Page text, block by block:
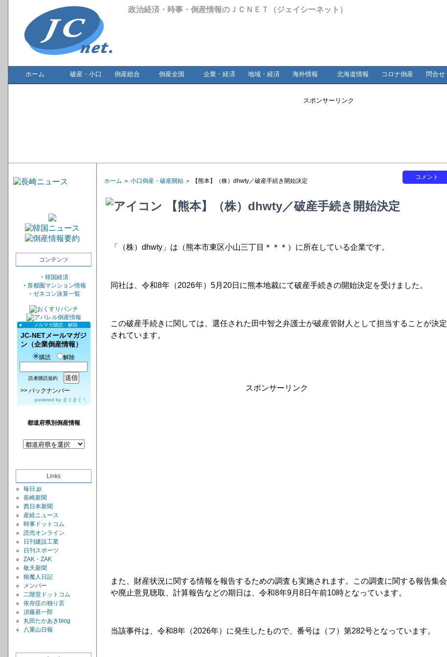
政治経済・時事・倒産情報のＪＣＮＥＴ（ジェイシーネット）
ホーム 破産・小口 倒産総合 倒産全国 企業・経済 地域・経済 海外情報 北海道情報 コロナ倒産 問合せ
スポンサーリンク
コンテンツ
・ 韓国経済
・ 首都圏マンション情報
・ ゼネコン決算一覧
メルマガ購読・解除
JC-NETメールマガジ
ン（企業倒産情報）
購読 解除
読者購読規約
>> バックナンバー
powered by まぐまぐ！
都道府県別倒産情報
Links
毎日.jp
長崎新聞
西日本新聞
産経ニュース
時事ドットコム
読売オンライン
日刊建設工業
日刊スポーツ
ZAK・ZAK
敬天新聞
狼魔人日記
メンバー
二階堂ドットコム
依存症の独り言
須藤甚一郎
丸田たかあきblog
八重山日報
コメント
ホーム ＞ 小口倒産・破産開始 ＞ 【熊本】（株）dhwty／破産手続き開始決定
【熊本】（株）dhwty／破産手続き開始決定
「（株）dhwty」は（熊本市東区小山三丁目＊＊＊）に所在している企業です。
同社は、令和8年（2026年）5月20日に熊本地裁にて破産手続きの開始決定を受けました。
この破産手続きに関しては、選任された田中智之弁護士が破産管財人として担当することが決定
されています。
スポンサーリンク
また、財産状況に関する情報を報告するための調査も実施されます。この調査に関する報告集会
や廃止意見聴取、計算報告などの期日は、令和8年9月8日午前10時となっています。
当該事件は、令和8年（2026年）に発生したもので、番号は（フ）第282号となっています。